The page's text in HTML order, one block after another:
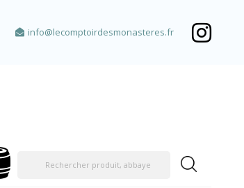
info@lecomptoirdesmonasteres.fr